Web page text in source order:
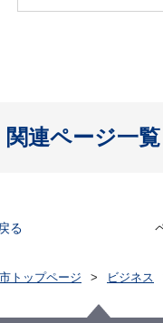
関連ページ一覧
開く
る
トップページ
ビジネス